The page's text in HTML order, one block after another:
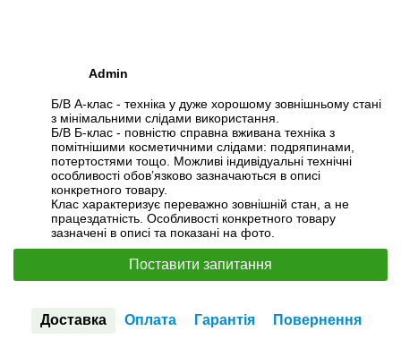
Admin
Б/В А-клас - техніка у дуже хорошому зовнішньому стані
з мінімальними слідами використання.
Б/В Б-клас - повністю справна вживана техніка з
помітнішими косметичними слідами: подряпинами,
потертостями тощо. Можливі індивідуальні технічні
особливості обов’язково зазначаються в описі
конкретного товару.
Клас характеризує переважно зовнішній стан, а не
працездатність. Особливості конкретного товару
зазначені в описі та показані на фото.
Поставити запитання
Доставка Оплата Гарантія Повернення